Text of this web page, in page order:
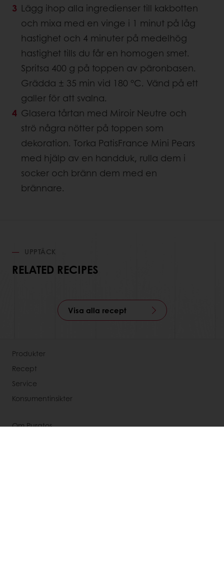
Lägg ihop alla ingredienser till kakbotten
och mixa med en vinge i 1 minut på låg
hastighet och 4 minuter på medelhög
hastighet tills du får en homogen smet.
Spritsa 400 g på toppen av päronbasen.
Grädda ± 35 min vid 180 °C. Vänd på ett
galler för att svalna.
Glasera tårtan med Miroir Neutre och
strö några nötter på toppen som
dekoration. Torka PatisFrance Mini Pears
med hjälp av en handduk, rulla dem i
socker och bränn dem med en
brännare.
UPPTÄCK
RELATED RECIPES
Visa alla recept
Produkter
Recept
Service
Konsumentinsikter
Om Puratos